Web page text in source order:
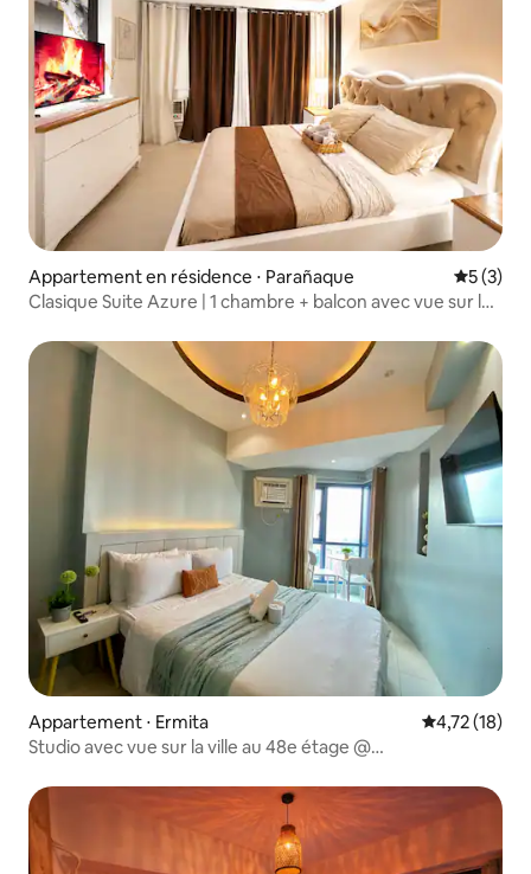
Appartement en résidence ⋅ Parañaque
5 (3)
Clasique Suite Azure | 1 chambre + balcon avec vue sur la
Appartement ⋅ Ermita Évaluation
4,72 (18)
Studio avec vue sur la ville au 48e étage @